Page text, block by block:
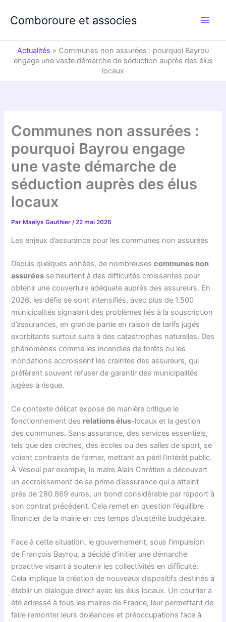
Comboroure et associes
Actualités » Communes non assurées : pourquoi Bayrou
engage une vaste démarche de séduction auprès des élus
locaux
Communes non assurées :
pourquoi Bayrou engage
une vaste démarche de
séduction auprès des élus
locaux
Par Maëlys Gauthier/22 mai 2026
Les enjeux d’assurance pour les communes non assurées
Depuis quelques années, de nombreusescommunes non
assurées se heurtent à des difficultés croissantes pour
obtenir une couverture adéquate auprès des assureurs. En
2026, les défis se sont intensifiés, avec plus de 1.500
municipalités signalant des problèmes liés à la souscription
d’assurances, en grande partie en raison de tarifs jugés
exorbitants surtout suite à des catastrophes naturelles. Des
phénomènes comme les incendies de forêts ou les
inondations accroissent les craintes des assureurs, qui
préfèrent souvent refuser de garantir des municipalités
jugées à risque.
Ce contexte délicat expose de manière critique le
fonctionnement des relations élus-locaux et la gestion
des communes. Sans assurance, des services essentiels,
tels que des crèches, des écoles ou des salles de sport, se
voient contraints de fermer, mettant en péril l’intérêt public.
À Vesoul par exemple, le maire Alain Chrétien a découvert
un accroissement de sa prime d’assurance qui a atteint
près de 280.869 euros, un bond considérable par rapport à
son contrat précédent. Cela remet en question l’équilibre
financier de la mairie en ces temps d’austérité budgétaire.
Face à cette situation, le gouvernement, sous l’impulsion
de François Bayrou, a décidé d’initier une démarche
proactive visant à soutenir les collectivités en difficulté.
Cela implique la création de nouveaux dispositifs destinés à
établir un dialogue direct avec les élus locaux. Un courrier a
été adressé à tous les maires de France, leur permettant de
faire remonter leurs doléances et préoccupations face à